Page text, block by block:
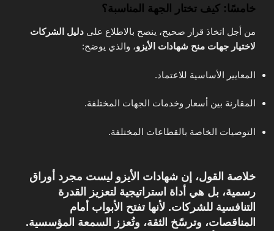
خامسًا: كيف تختار الجهة المناسبة؟
من أجل اتخاذ قرار صحيح، ينصح بالاطلاع على دليل الشركات
لاختيار جهات منح شهادات الأيزو، والذي يوضح:
المعايير الأساسية للاعتماد.
المقارنة بين أسعار وخدمات الجهات المختلفة.
التوصيات الخاصة بالقطاعات المختلفة.
خلاصة القول، إن شهادات الأيزو ليست مجرد أوراق
رسمية، بل هي أداة استراتيجية لتعزيز القدرة
التنافسية للشركات. لأنها تفتح الأبواب أمام
المناقصات، وترسّخ الثقة، وتُعزز السمعة المؤسسية.